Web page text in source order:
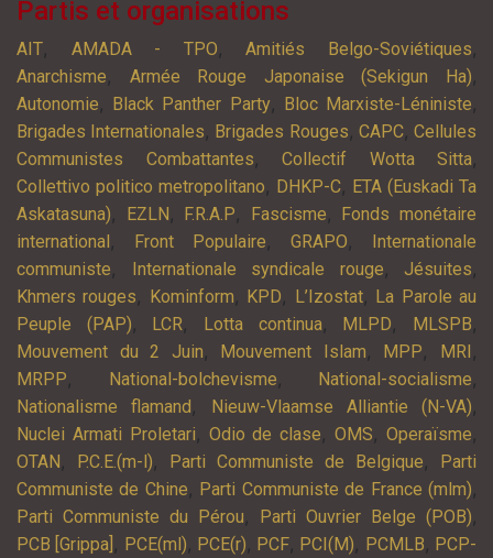
Partis et organisations
AIT, AMADA - TPO,Amitiés Belgo-Soviétiques,
Anarchisme, Armée Rouge Japonaise (Sekigun Ha),
Autonomie, Black Panther Party, Bloc Marxiste-Léniniste,
Brigades Internationales, Brigades Rouges, CAPC,Cellules
Communistes Combattantes, Collectif Wotta Sitta,
Collettivo politico metropolitano, DHKP-C, ETA (Euskadi Ta
Askatasuna), EZLN , F.R.A.P, Fascisme,
Fonds monétaire
international , Front Populaire, GRAPO,
Internationale
communiste, Internationale syndicale rouge, Jésuites,
Khmers rouges, Kominform, KPD, L’Izostat, La Parole au
Peuple (PAP), LCR, Lotta continua, MLPD, MLSPB,
Mouvement du 2 Juin, Mouvement Islam, MPP, MRI ,
MRPP, National-bolchevisme, National-socialisme,
Nationalisme flamand , Nieuw-Vlaamse Alliantie (N-VA),
Nuclei Armati Proletari, Odio de clase,OMS,Operaïsme,
OTAN , P.C.E.(m-l), Parti Communiste de Belgique,
Parti
Communiste de Chine, Parti Communiste de France (mlm),
Parti Communiste du Pérou, Parti Ouvrier Belge (POB),
PCB [Grippa] , PCE(ml), PCE(r), PCF, PCI(M), PCMLB, PCP-